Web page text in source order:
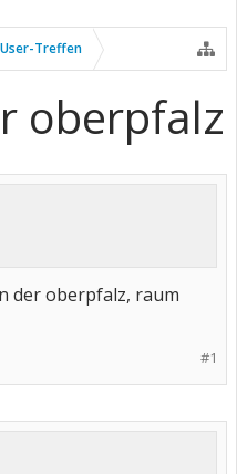
User-Treffen
oberpfalz
der oberpfalz, raum
#1